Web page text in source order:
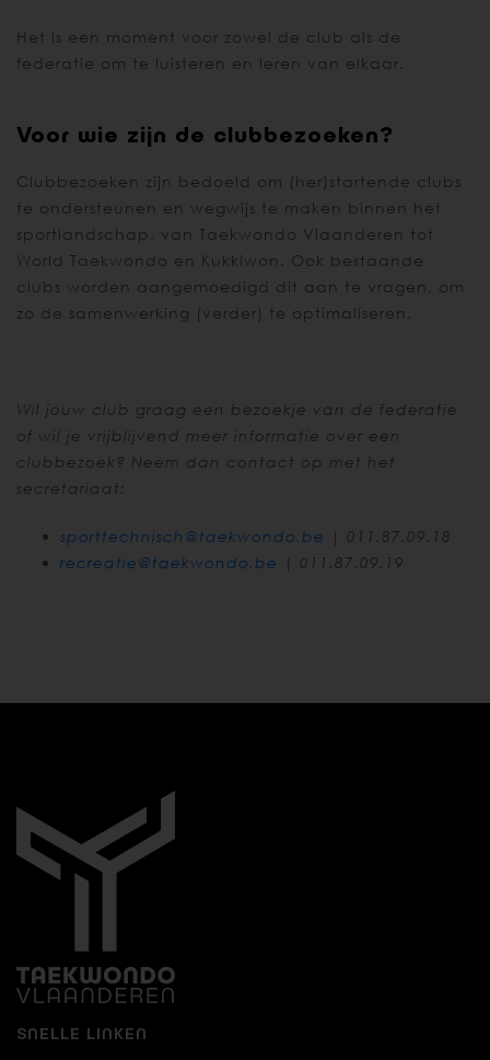
Het is een moment voor zowel de club als de
federatie om te luisteren en leren van elkaar.
Voor wie zijn de clubbezoeken?
Clubbezoeken zijn bedoeld om (her)startende clubs
te ondersteunen en wegwijs te maken binnen het
sportlandschap, van Taekwondo Vlaanderen tot
World Taekwondo en Kukkiwon. Ook bestaande
clubs worden aangemoedigd dit aan te vragen, om
zo de samenwerking (verder) te optimaliseren.
Wil jouw club graag een bezoekje van de federatie
of wil je vrijblijvend meer informatie over een
clubbezoek? Neem dan contact op met het
secretariaat:
sporttechnisch@taekwondo.be
| 011.87.09.18
recreatie@taekwondo.be
| 011.87.09.19
SNELLE LINKEN